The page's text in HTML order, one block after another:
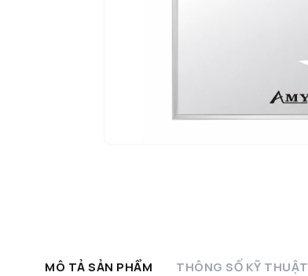
MÔ TẢ SẢN PHẨM THÔNG SỐ KỸ THUẬT